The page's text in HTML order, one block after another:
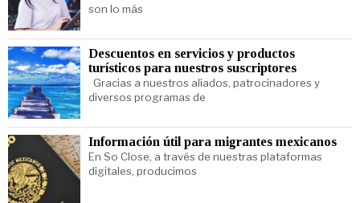
son lo más
Descuentos en servicios y productos
turísticos para nuestros suscriptores
Gracias a nuestros aliados, patrocinadores y
diversos programas de
Información útil para migrantes mexicanos
En So Close, a través de nuestras plataformas
digitales, producimos